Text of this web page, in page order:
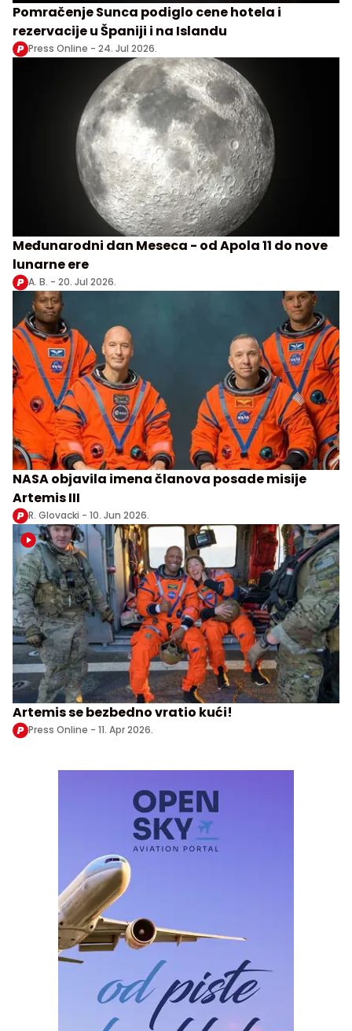
Pomračenje Sunca podiglo cene hotela i
rezervacije u Španiji i na Islandu
Press Online - 24. Jul 2026.
Međunarodni dan Meseca - od Apola 11 do nove
lunarne ere
A. B. - 20. Jul 2026.
NASA objavila imena članova posade misije
Artemis III
R. Glovacki - 10. Jun 2026.
Artemis se bezbedno vratio kući!
Press Online - 11. Apr 2026.